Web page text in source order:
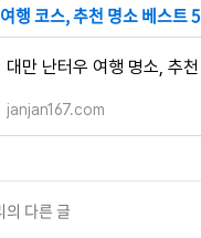
행 코스, 추천 명소 베스트 5
janjan167.com
의 다른 글